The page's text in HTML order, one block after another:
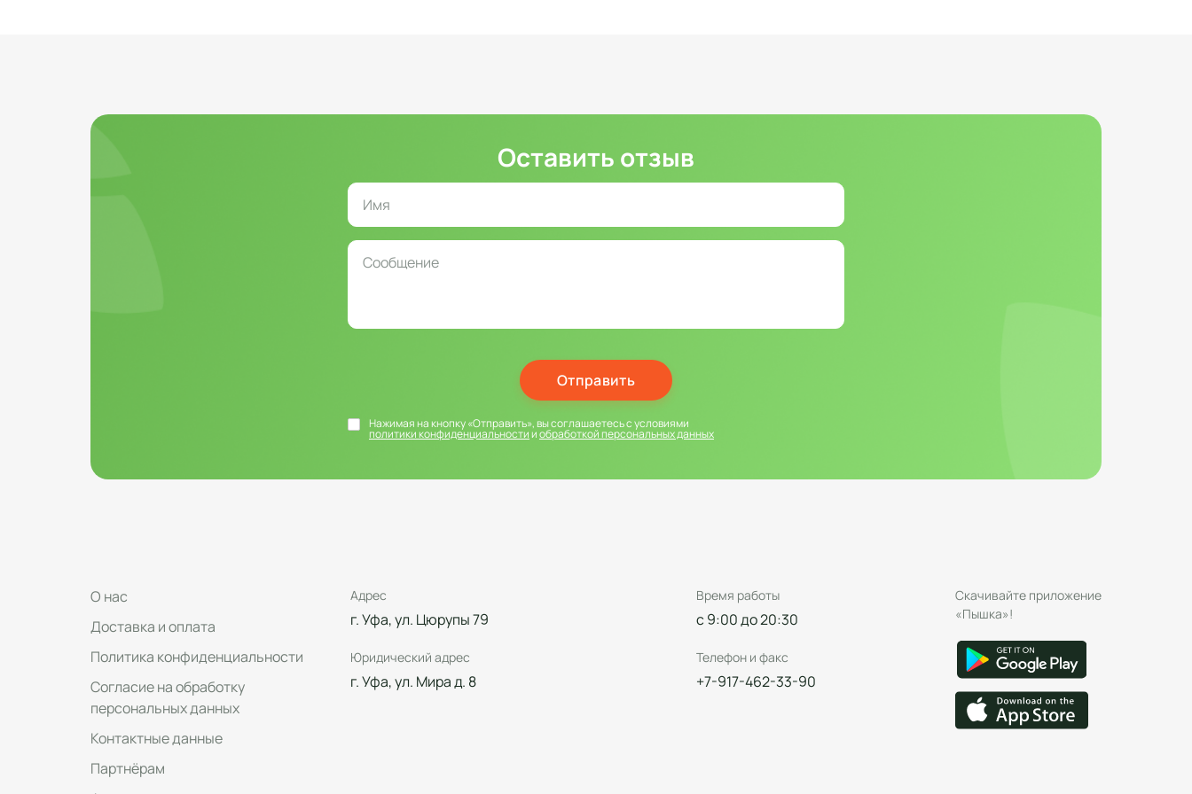
Оставить отзыв
Отправить
Нажимая на кнопку «Отправить», вы соглашаетесь с условиями
политики конфиденциальностииобработкой персональных данных
О нас
Доставка и оплата
Политика конфиденциальности
Согласие на обработку
персональных данных
Контактные данные
Партнёрам
Адрес
г. Уфа, ул. Цюрупы 79
Юридический адрес
г. Уфа, ул. Мира д. 8
Время работы
с 9:00 до 20:30
Телефон и факс
+7-917-462-33-90
Скачивайте приложение
«Пышка»!